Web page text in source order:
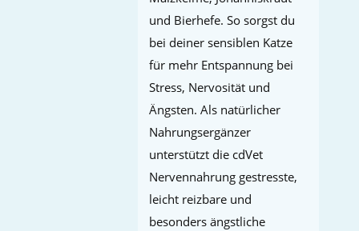
und Bierhefe. So sorgst du
bei deiner sensiblen Katze
für mehr Entspannung bei
Stress, Nervosität und
Ängsten. Als natürlicher
Nahrungsergänzer
unterstützt die cdVet
Nervennahrung gestresste,
leicht reizbare und
besonders ängstliche